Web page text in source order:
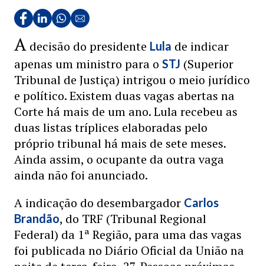
A decisão do presidente Lula de indicar
apenas um ministro para o STJ (Superior
Tribunal de Justiça) intrigou o meio jurídico
e político. Existem duas vagas abertas na
Corte há mais de um ano. Lula recebeu as
duas listas tríplices elaboradas pelo
próprio tribunal há mais de sete meses.
Ainda assim, o ocupante da outra vaga
ainda não foi anunciado.
A indicação do desembargador Carlos
Brandão, do TRF (Tribunal Regional
Federal) da 1ª Região, para uma das vagas
foi publicada no Diário Oficial da União na